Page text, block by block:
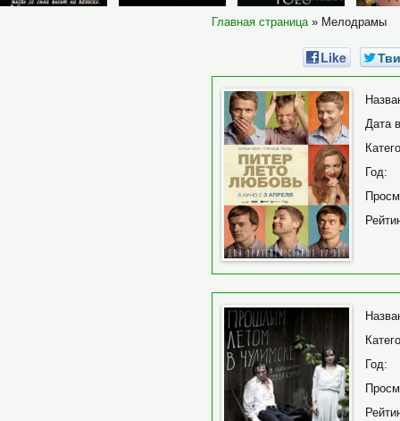
Главная страница» Мелодрамы
Like
Дата
Год:
Год: